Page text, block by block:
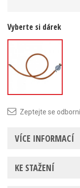
Vyberte si dárek
sada k
Zeptejte se
VÍCE INFORMACÍ
KE STAŽENÍ